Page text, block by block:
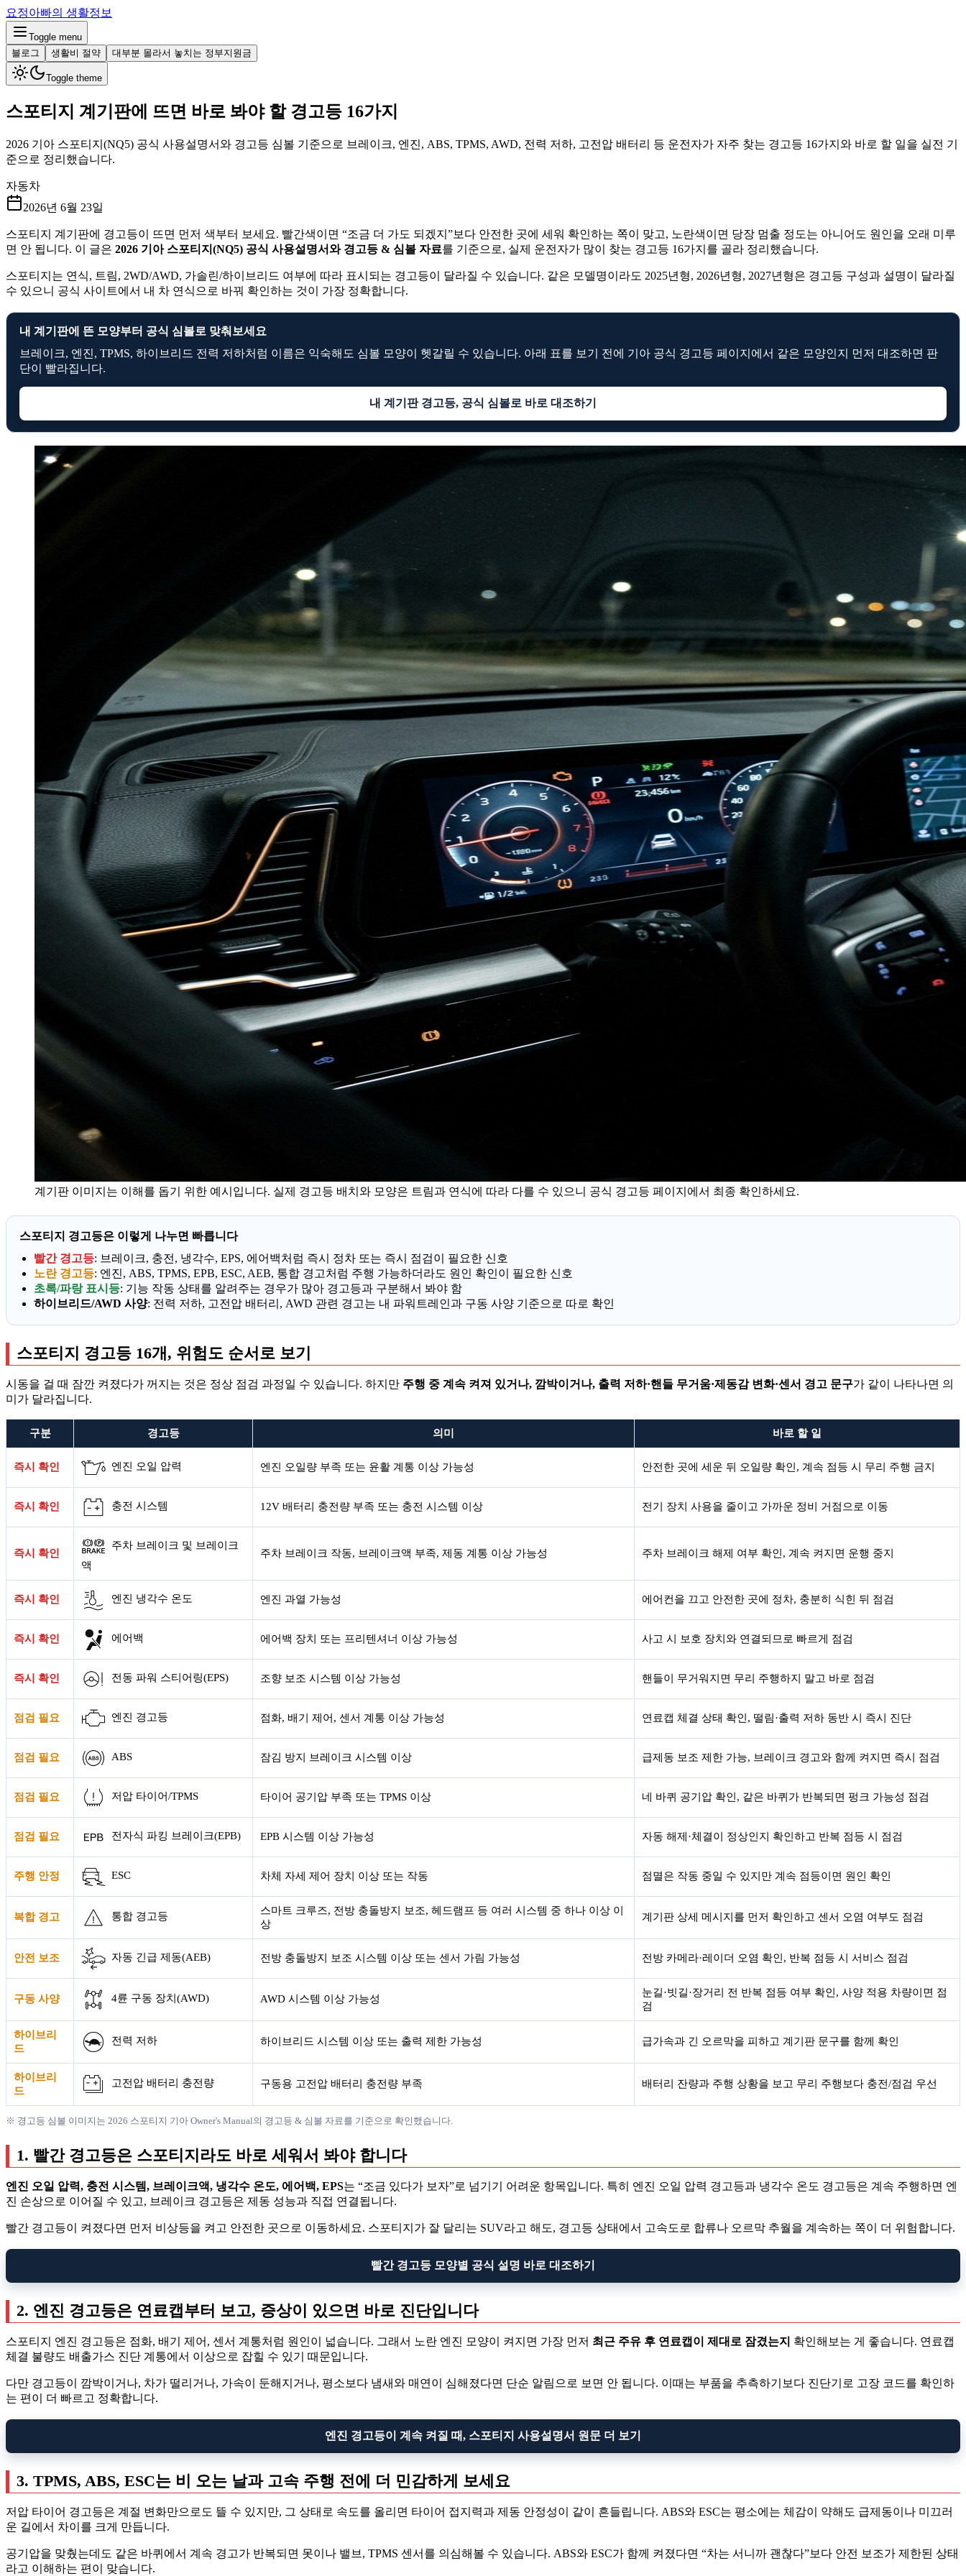
요정아빠의 생활정보
Toggle menu
블로그
생활비 절약 대부분 몰라서 놓치는 정부지원금
Toggle theme
스포티지 계기판에 뜨면 바로 봐야 할 경고등 16가지
2026 기아 스포티지(NQ5) 공식 사용설명서와 경고등 심볼 기준으로 브레이크, 엔진, ABS, TPMS, AWD, 전력 저하, 고전압 배터리 등 운전자가 자주 찾는 경고등 16가지와 바로 할 일을 실전 기
준으로 정리했습니다.
자동차
2026년 6월 23일
스포티지 계기판에 경고등이 뜨면 먼저 색부터 보세요. 빨간색이면 “조금 더 가도 되겠지”보다 안전한 곳에 세워 확인하는 쪽이 맞고, 노란색이면 당장 멈출 정도는 아니어도 원인을 오래 미루
면 안 됩니다. 이 글은 2026 기아 스포티지(NQ5) 공식 사용설명서와 경고등 & 심볼 자료를 기준으로, 실제 운전자가 많이 찾는 경고등 16가지를 골라 정리했습니다.
스포티지는 연식, 트림, 2WD/AWD, 가솔린/하이브리드 여부에 따라 표시되는 경고등이 달라질 수 있습니다. 같은 모델명이라도 2025년형, 2026년형, 2027년형은 경고등 구성과 설명이 달라질
수 있으니 공식 사이트에서 내 차 연식으로 바꿔 확인하는 것이 가장 정확합니다.
내 계기판에 뜬 모양부터 공식 심볼로 맞춰보세요
브레이크, 엔진, TPMS, 하이브리드 전력 저하처럼 이름은 익숙해도 심볼 모양이 헷갈릴 수 있습니다. 아래 표를 보기 전에 기아 공식 경고등 페이지에서 같은 모양인지 먼저 대조하면 판
단이 빨라집니다.
내 계기판 경고등, 공식 심볼로 바로 대조하기
계기판 이미지는 이해를 돕기 위한 예시입니다. 실제 경고등 배치와 모양은 트림과 연식에 따라 다를 수 있으니 공식 경고등 페이지에서 최종 확인하세요.
스포티지 경고등은 이렇게 나누면 빠릅니다
빨간 경고등: 브레이크, 충전, 냉각수, EPS, 에어백처럼 즉시 정차 또는 즉시 점검이 필요한 신호
노란 경고등: 엔진, ABS, TPMS, EPB, ESC, AEB, 통합 경고처럼 주행 가능하더라도 원인 확인이 필요한 신호
초록/파랑 표시등: 기능 작동 상태를 알려주는 경우가 많아 경고등과 구분해서 봐야 함
하이브리드/AWD 사양: 전력 저하, 고전압 배터리, AWD 관련 경고는 내 파워트레인과 구동 사양 기준으로 따로 확인
스포티지 경고등 16개, 위험도 순서로 보기
시동을 걸 때 잠깐 켜졌다가 꺼지는 것은 정상 점검 과정일 수 있습니다. 하지만 주행 중 계속 켜져 있거나, 깜박이거나, 출력 저하·핸들 무거움·제동감 변화·센서 경고 문구가 같이 나타나면 의
미가 달라집니다.
구분 경고등 의미 바로 할 일
즉시 확인 엔진 오일 압력 엔진 오일량 부족 또는 윤활 계통 이상 가능성 안전한 곳에 세운 뒤 오일량 확인, 계속 점등 시 무리 주행 금지
즉시 확인 충전 시스템 12V 배터리 충전량 부족 또는 충전 시스템 이상 전기 장치 사용을 줄이고 가까운 정비 거점으로 이동
즉시 확인
주차 브레이크 및 브레이크
액
주차 브레이크 작동, 브레이크액 부족, 제동 계통 이상 가능성 주차 브레이크 해제 여부 확인, 계속 켜지면 운행 중지
즉시 확인 엔진 냉각수 온도 엔진 과열 가능성 에어컨을 끄고 안전한 곳에 정차, 충분히 식힌 뒤 점검
즉시 확인 에어백 에어백 장치 또는 프리텐셔너 이상 가능성 사고 시 보호 장치와 연결되므로 빠르게 점검
즉시 확인 전동 파워 스티어링(EPS) 조향 보조 시스템 이상 가능성 핸들이 무거워지면 무리 주행하지 말고 바로 점검
점검 필요 엔진 경고등 점화, 배기 제어, 센서 계통 이상 가능성 연료캡 체결 상태 확인, 떨림·출력 저하 동반 시 즉시 진단
점검 필요 ABS 잠김 방지 브레이크 시스템 이상 급제동 보조 제한 가능, 브레이크 경고와 함께 켜지면 즉시 점검
점검 필요 저압 타이어/TPMS 타이어 공기압 부족 또는 TPMS 이상 네 바퀴 공기압 확인, 같은 바퀴가 반복되면 펑크 가능성 점검
점검 필요 전자식 파킹 브레이크(EPB) EPB 시스템 이상 가능성 자동 해제·체결이 정상인지 확인하고 반복 점등 시 점검
주행 안정 ESC 차체 자세 제어 장치 이상 또는 작동 점멸은 작동 중일 수 있지만 계속 점등이면 원인 확인
복합 경고 통합 경고등
스마트 크루즈, 전방 충돌방지 보조, 헤드램프 등 여러 시스템 중 하나 이상 이
상
계기판 상세 메시지를 먼저 확인하고 센서 오염 여부도 점검
안전 보조 자동 긴급 제동(AEB) 전방 충돌방지 보조 시스템 이상 또는 센서 가림 가능성 전방 카메라·레이더 오염 확인, 반복 점등 시 서비스 점검
구동 사양 4륜 구동 장치(AWD) AWD 시스템 이상 가능성
눈길·빗길·장거리 전 반복 점등 여부 확인, 사양 적용 차량이면 점
검
하이브리
드
전력 저하 하이브리드 시스템 이상 또는 출력 제한 가능성 급가속과 긴 오르막을 피하고 계기판 문구를 함께 확인
하이브리
드
고전압 배터리 충전량 구동용 고전압 배터리 충전량 부족 배터리 잔량과 주행 상황을 보고 무리 주행보다 충전/점검 우선
※ 경고등 심볼 이미지는 2026 스포티지 기아 Owner's Manual의 경고등 & 심볼 자료를 기준으로 확인했습니다.
1. 빨간 경고등은 스포티지라도 바로 세워서 봐야 합니다
엔진 오일 압력, 충전 시스템, 브레이크액, 냉각수 온도, 에어백, EPS는 “조금 있다가 보자”로 넘기기 어려운 항목입니다. 특히 엔진 오일 압력 경고등과 냉각수 온도 경고등은 계속 주행하면 엔
진 손상으로 이어질 수 있고, 브레이크 경고등은 제동 성능과 직접 연결됩니다.
빨간 경고등이 켜졌다면 먼저 비상등을 켜고 안전한 곳으로 이동하세요. 스포티지가 잘 달리는 SUV라고 해도, 경고등 상태에서 고속도로 합류나 오르막 추월을 계속하는 쪽이 더 위험합니다.
빨간 경고등 모양별 공식 설명 바로 대조하기
2. 엔진 경고등은 연료캡부터 보고, 증상이 있으면 바로 진단입니다
스포티지 엔진 경고등은 점화, 배기 제어, 센서 계통처럼 원인이 넓습니다. 그래서 노란 엔진 모양이 켜지면 가장 먼저 최근 주유 후 연료캡이 제대로 잠겼는지 확인해보는 게 좋습니다. 연료캡
체결 불량도 배출가스 진단 계통에서 이상으로 잡힐 수 있기 때문입니다.
다만 경고등이 깜박이거나, 차가 떨리거나, 가속이 둔해지거나, 평소보다 냄새와 매연이 심해졌다면 단순 알림으로 보면 안 됩니다. 이때는 부품을 추측하기보다 진단기로 고장 코드를 확인하
는 편이 더 빠르고 정확합니다.
엔진 경고등이 계속 켜질 때, 스포티지 사용설명서 원문 더 보기
3. TPMS, ABS, ESC는 비 오는 날과 고속 주행 전에 더 민감하게 보세요
저압 타이어 경고등은 계절 변화만으로도 뜰 수 있지만, 그 상태로 속도를 올리면 타이어 접지력과 제동 안정성이 같이 흔들립니다. ABS와 ESC는 평소에는 체감이 약해도 급제동이나 미끄러
운 길에서 차이를 크게 만듭니다.
공기압을 맞췄는데도 같은 바퀴에서 계속 경고가 반복되면 못이나 밸브, TPMS 센서를 의심해볼 수 있습니다. ABS와 ESC가 함께 켜졌다면 “차는 서니까 괜찮다”보다 안전 보조가 제한된 상태
라고 이해하는 편이 맞습니다.